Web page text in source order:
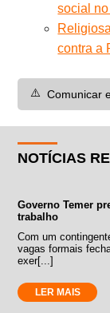
social
contra a
⚠️ Comunicar
NOTÍCIAS
Governo Temer
trabalho
Com um
vagas formais
exer[...]
LER MAIS